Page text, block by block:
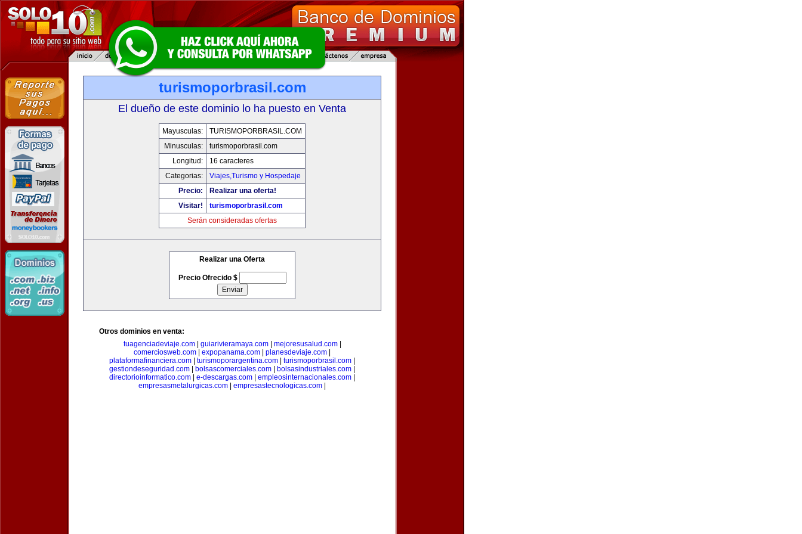
turismoporbrasil.com
El dueño de este dominio lo ha puesto en Venta
Mayusculas:
TURISMOPORBRASIL.COM
Minusculas:
turismoporbrasil.com
Longitud:
16 caracteres
Categorias:
Viajes,Turismo y Hospedaje
Precio:
Realizar una oferta!
Visitar!
turismoporbrasil.com
Serán consideradas ofertas
Realizar una Oferta
Precio Ofrecido $
Otros dominios en venta:
tuagenciadeviaje.com| guiarivieramaya.com| mejoresusalud.com|
comerciosweb.com
expopanama.com planesdeviaje.com
plataformafinanciera.com
turismoporargentina.com turismoporbrasil.com
gestiondeseguridad.com
bolsascomerciales.com bolsasindustriales.com
directorioinformatico.com
e-descargas.com empleosinternacionales.com
empresasmetalurgicas.com
empresastecnologicas.com